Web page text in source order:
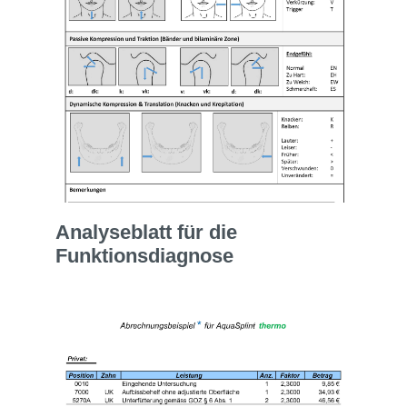
Analyseblatt für die
Funktionsdiagnose